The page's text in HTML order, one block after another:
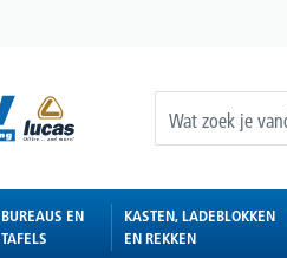
BUREAUS EN
TAFELS
KASTEN, LADEBLOKKEN
EN REKKEN